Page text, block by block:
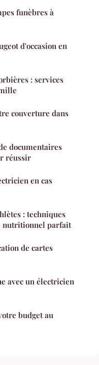
funèbres à
d'occasion en
: services
couverture dans
documentaires
réussir
en cas
: techniques
nutritionnel parfait
de cartes
avec un électricien
budget au